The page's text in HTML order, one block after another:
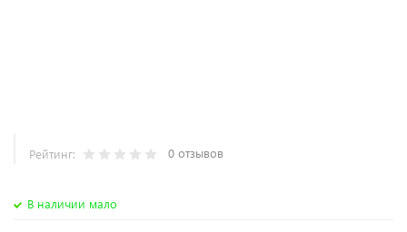
Рейтинг: 0 отзывов
В наличии мало